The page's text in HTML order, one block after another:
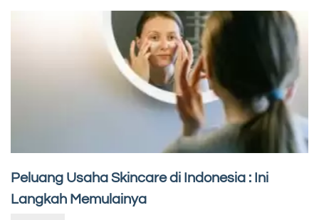
Peluang Usaha Skincare di Indonesia : Ini
Langkah Memulainya